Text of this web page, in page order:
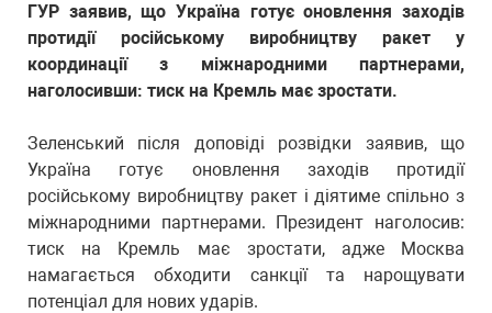
ГУР заявив, що Україна готує оновлення заходів
протидії російському виробництву ракет у
координації з міжнародними партнерами,
наголосивши: тиск на Кремль має зростати.
Зеленський після доповіді розвідки заявив, що
Україна готує оновлення заходів протидії
російському виробництву ракет і діятиме спільно з
міжнародними партнерами. Президент наголосив:
тиск на Кремль має зростати, адже Москва
намагається обходити санкції та нарощувати
потенціал для нових ударів.